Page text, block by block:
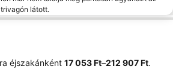
látott.
éjszakánként ‎17 053 Ft–‎212 907 Ft.